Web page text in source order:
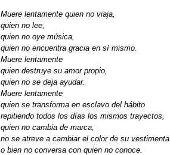
Muere lentamente quien no viaja,
quien no lee,
quien no oye música,
quien no encuentra gracia en sí mismo.
Muere lentamente
quien destruye su amor propio,
quien no se deja ayudar.
Muere lentamente
quien se transforma en esclavo del hábito
repitiendo todos los días los mismos trayectos,
quien no cambia de marca,
no se atreve a cambiar el color de su vestimenta
o bien no conversa con quien no conoce.